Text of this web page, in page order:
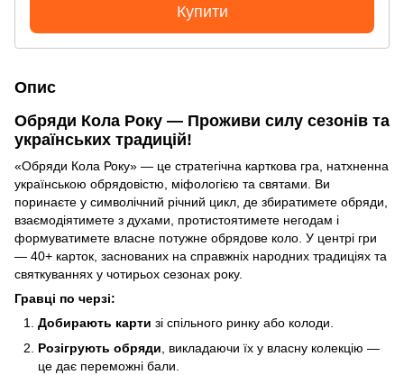
Купити
Опис
Обряди Кола Року — Проживи силу сезонів та
українських традицій!
«Обряди Кола Року» — це стратегічна карткова гра, натхненна
українською обрядовістю, міфологією та святами. Ви
поринаєте у символічний річний цикл, де збиратимете обряди,
взаємодіятимете з духами, протистоятимете негодам і
формуватимете власне потужне обрядове коло. У центрі гри
— 40+ карток, заснованих на справжніх народних традиціях та
святкуваннях у чотирьох сезонах року.
Гравці по черзі:
Добирають карти зі спільного ринку або колоди.
Розігрують обряди, викладаючи їх у власну колекцію —
це дає переможні бали.